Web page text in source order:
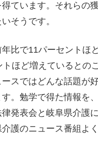
ています。それらの
そうです。
比で11パーセントほ
ほど増えているとの
スではどんな話題が
。勉学で得た情報を
発表会と岐阜県介護
護のニュース番組よ